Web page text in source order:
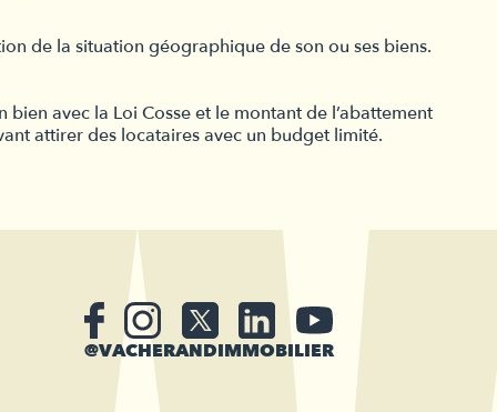
de la situation géographique de son ou ses biens.
avec la Loi Cosse et le montant de l’abattement
attirer des locataires avec un budget limité.
@VACHERANDIMMOBILIER